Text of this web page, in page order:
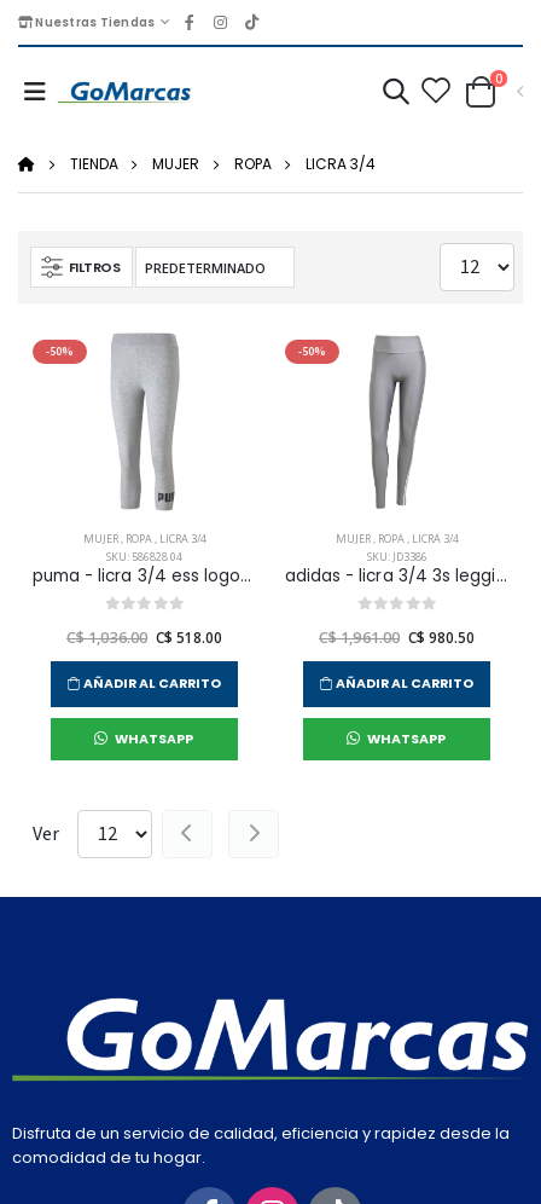
Nuestras Tiendas
0
TIENDA MUJER ROPA LICRA 3/4
FILTROS
-50%
MUJER, ROPA, LICRA 3/4
SKU: 586828 04
puma - licra 3/4 ess logo para hombre mujer
C$ 1,036.00 C$ 518.00
AÑADIR AL CARRITO
WHATSAPP
-50%
MUJER, ROPA, LICRA 3/4
SKU: JD3386
adidas - licra 3/4 3s leggings pes para mujer
C$ 1,961.00 C$ 980.50
AÑADIR AL CARRITO
WHATSAPP
Ver
Disfruta de un servicio de calidad, eficiencia y rapidez desde la
comodidad de tu hogar.